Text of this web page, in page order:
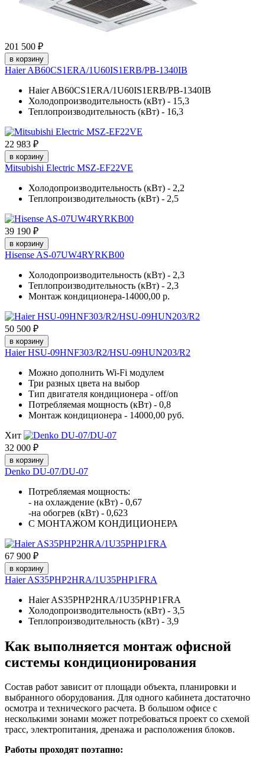
201 500 ₽
в корзину
Haier AB60CS1ERA/1U60IS1ERB/PB-1340IB
Haier AB60CS1ERA/1U60IS1ERB/PB-1340IB
Холодопроизводительность (кВт) - 15,3
Теплопроизводительность (кВт) - 16,3
22 983 ₽
в корзину
Mitsubishi Electric MSZ-EF22VE
Холодопроизводительность (кВт) - 2,2
Теплопроизводительность (кВт) - 2,5
39 190 ₽
в корзину
Hisense AS-07UW4RYRKB00
Холодопроизводительность (кВт) - 2,3
Теплопроизводительность (кВт) - 2,3
Монтаж кондиционера-14000,00 р.
50 500 ₽
в корзину
Haier HSU-09HNF303/R2/HSU-09HUN203/R2
Можно дополнить Wi-Fi модулем
Три разных цвета на выбор
Тип двигателя кондиционера - off/on
Потребляемая мощность (кВт) - 0,8
Монтаж кондиционера - 14000,00 руб.
Хит
32 000 ₽
в корзину
Denko DU-07/DU-07
Потребляемая мощность:
- на охлаждение (кВт) - 0,67
-на обогрев (кВт) - 0,623
С МОНТАЖОМ КОНДИЦИОНЕРА
67 900 ₽
в корзину
Haier AS35PHP2HRA/1U35PHP1FRA
Haier AS35PHP2HRA/1U35PHP1FRA
Холодопроизводительность (кВт) - 3,5
Теплопроизводительность (кВт) - 3,9
Как выполняется монтаж офисной
системы кондиционирования
Состав работ зависит от площади объекта, планировки и
выбранного оборудования. Для одного кабинета достаточно
осмотра и технического расчета. В большом офисе с
несколькими зонами может потребоваться проект со схемой
трасс, электропитания, дренажа и расположения блоков.
Работы проходят поэтапно: